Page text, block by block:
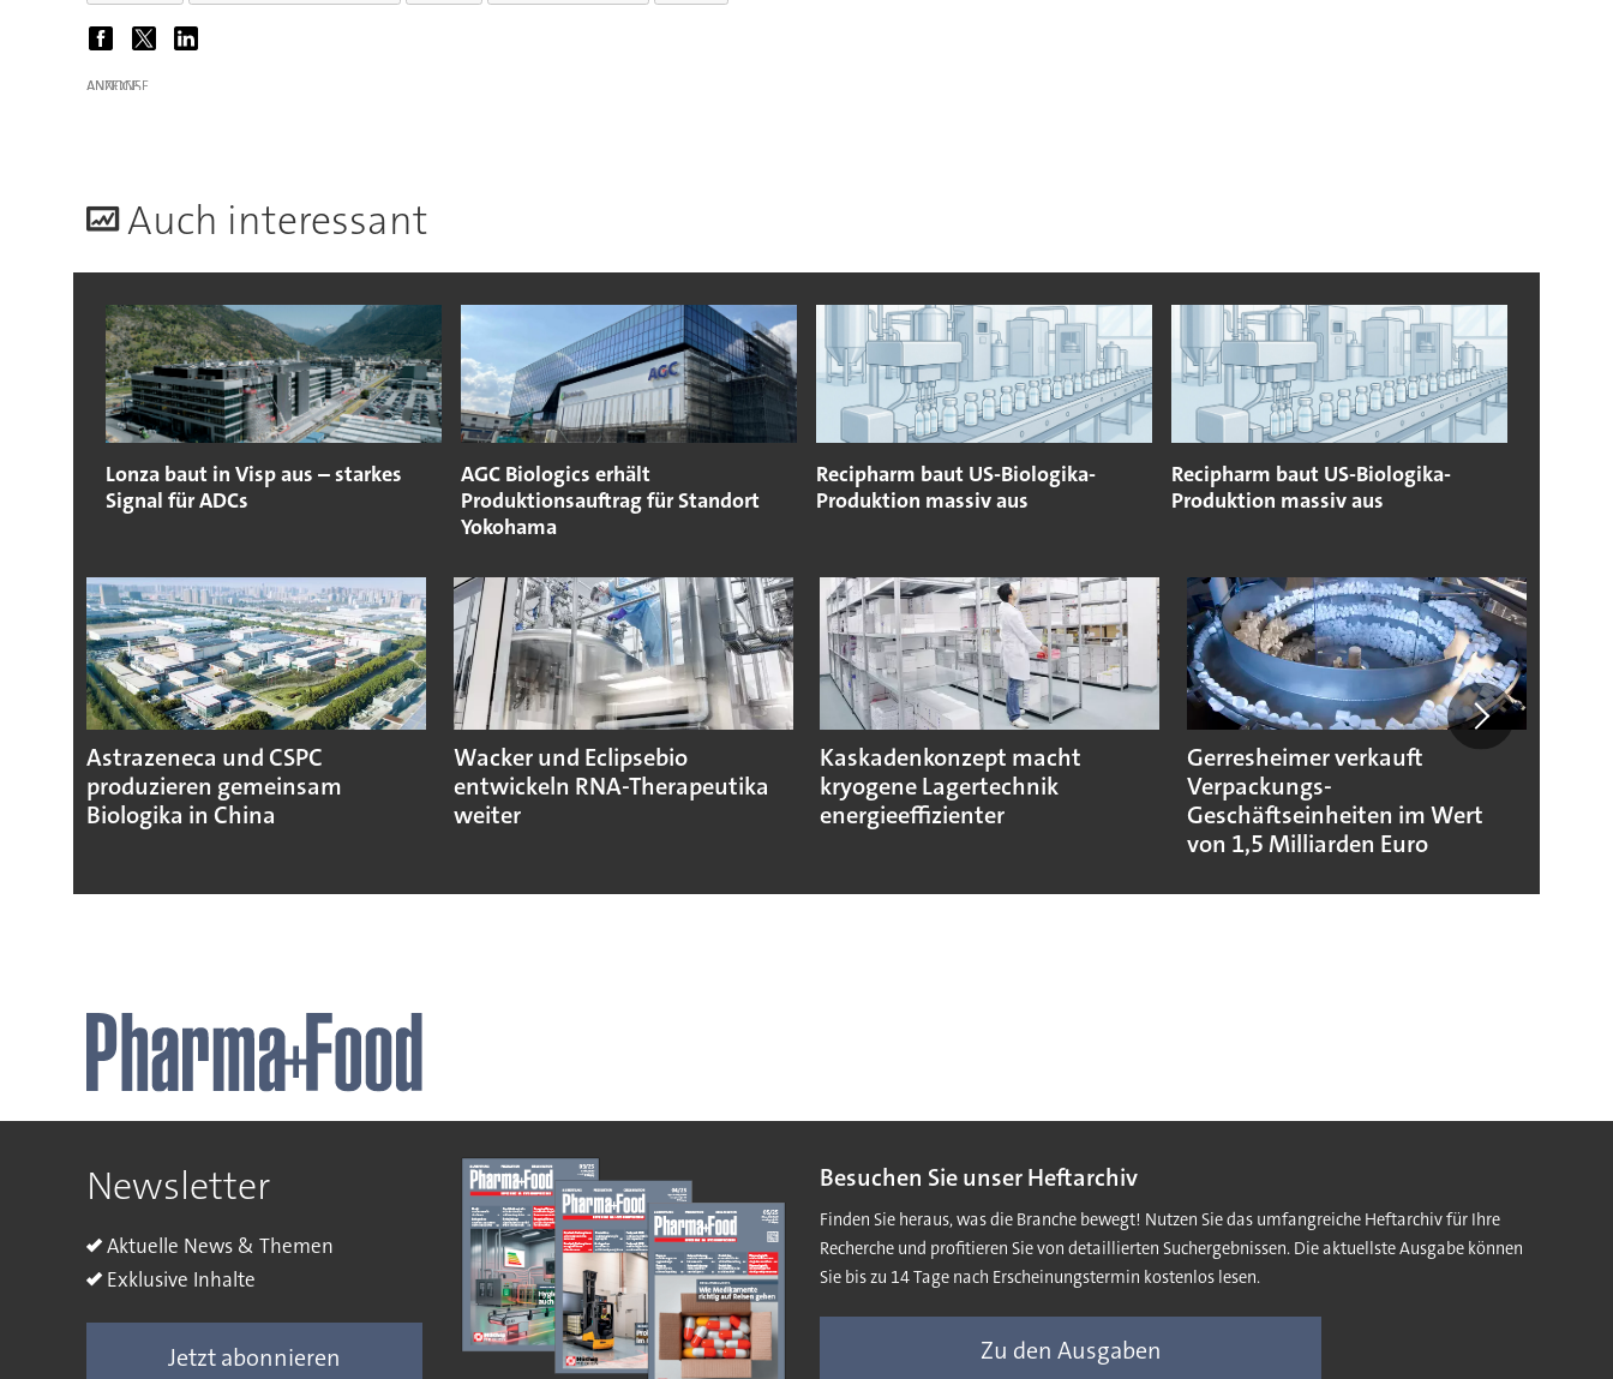
ANZEIGE
Auch interessant
Lonza baut in Visp aus – starkes
Signal für ADCs
AGC Biologics erhält
Produktionsauftrag für Standort
Yokohama
Recipharm baut US-Biologika-
Produktion massiv aus
Recipharm baut US-Biologika-
Produktion massiv aus
Astrazeneca und CSPC
produzieren gemeinsam
Biologika in China
Wacker und Eclipsebio
entwickeln RNA-Therapeutika
weiter
Kaskadenkonzept macht
kryogene Lagertechnik
energieeffizienter
Gerresheimer verkauft
Verpackungs-
Geschäftseinheiten im Wert
von 1,5 Milliarden Euro
Newsletter
Aktuelle News & Themen
Exklusive Inhalte
Jetzt abonnieren
Besuchen Sie unser Heftarchiv
Finden Sie heraus, was die Branche bewegt! Nutzen Sie das umfangreiche Heftarchiv für Ihre
Recherche und profitieren Sie von detaillierten Suchergebnissen. Die aktuellste Ausgabe können
Sie bis zu 14 Tage nach Erscheinungstermin kostenlos lesen.
Zu den Ausgaben